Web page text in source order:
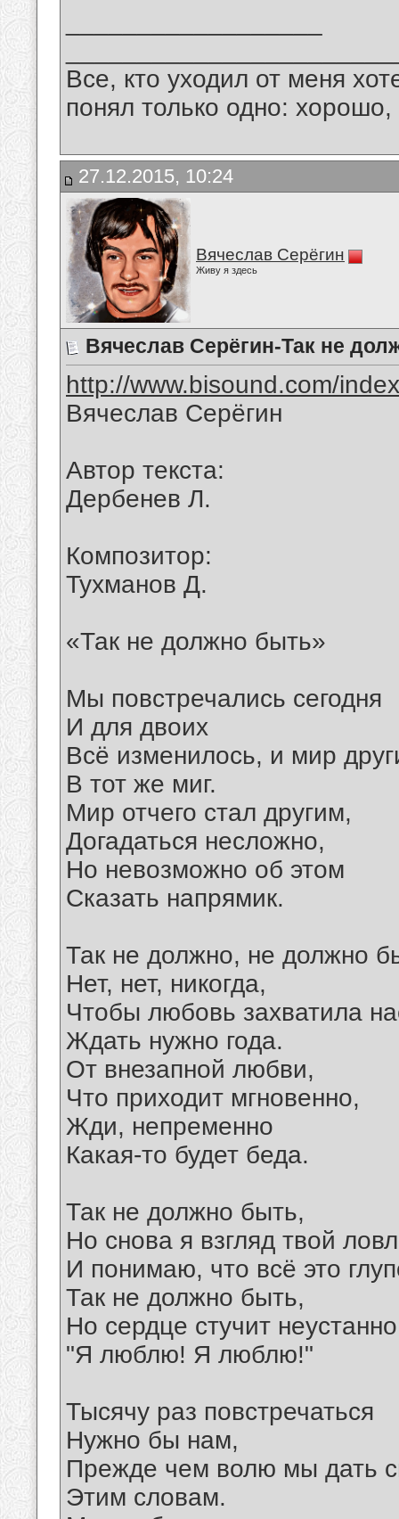
Все, кто уходил от меня
понял только одно:
27.12.2015, 10:24
Вячеслав Серёгин
Живу я здесь
Вячеслав Серёгин-Так не
http://www.bisound.com/
Вячеслав Серёгин
Автор текста:
Дербенев Л.
Композитор:
Тухманов Д.
«Так не должно быть»
Мы повстречались сегодня
И для двоих
Всё изменилось, и мир
В тот же миг.
Мир отчего стал другим,
Догадаться несложно,
Но невозможно об этом
Сказать напрямик.
Так не должно, не должно
Нет, нет, никогда,
Чтобы любовь захватила
Ждать нужно года.
От внезапной любви,
Что приходит мгновенно,
Жди, непременно
Какая-то будет беда.
Так не должно быть,
Но снова я взгляд твой
И понимаю, что всё это
Так не должно быть,
Но сердце стучит
"Я люблю! Я люблю!"
Тысячу раз повстречаться
Нужно бы нам,
Прежде чем волю мы дать
Этим словам.